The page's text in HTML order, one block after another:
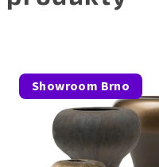
Showroom Brno